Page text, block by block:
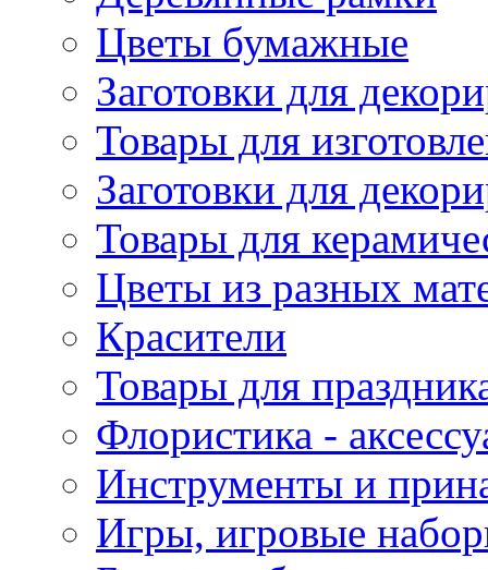
Цветы бумажные
Заготовки для
Товары для
Заготовки для
Товары для
Цветы из разных
Красители
Товары для
Флористика -
Инструменты и
Игры, игровые